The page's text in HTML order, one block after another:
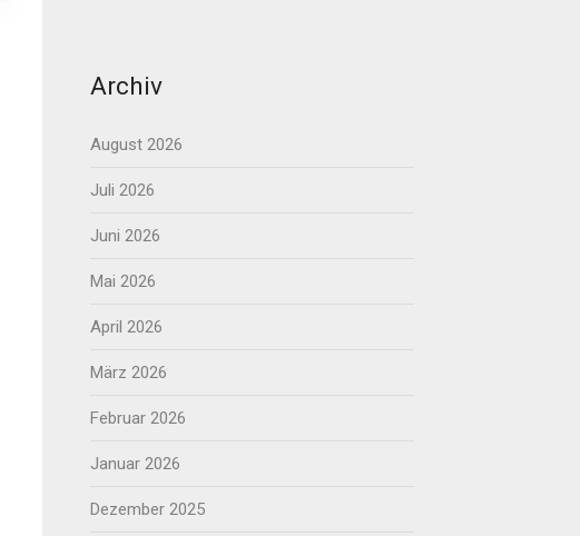
Archiv
August 2026
Juli 2026
Juni 2026
Mai 2026
April 2026
März 2026
Februar 2026
Januar 2026
Dezember 2025